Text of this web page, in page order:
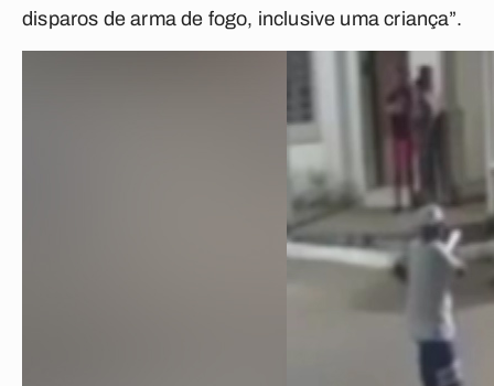
disparos de arma de fogo, inclusive uma criança”.